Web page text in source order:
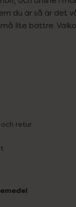
du är så är det
lite bättre.
och retur